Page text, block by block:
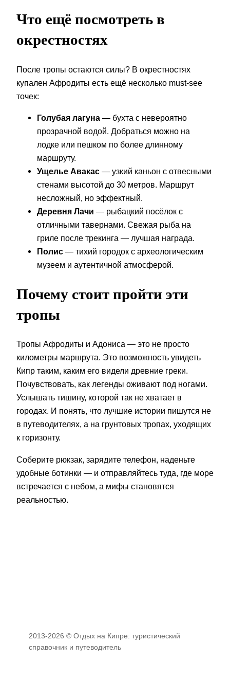
Что ещё посмотреть в
окрестностях
После тропы остаются силы? В окрестностях
купален Афродиты есть ещё несколько must-see
точек:
Голубая лагуна — бухта с невероятно
прозрачной водой. Добраться можно на
лодке или пешком по более длинному
маршруту.
Ущелье Авакас — узкий каньон с отвесными
стенами высотой до 30 метров. Маршрут
несложный, но эффектный.
Деревня Лачи — рыбацкий посёлок с
отличными тавернами. Свежая рыба на
гриле после трекинга — лучшая награда.
Полис — тихий городок с археологическим
музеем и аутентичной атмосферой.
Почему стоит пройти эти
тропы
Тропы Афродиты и Адониса — это не просто
километры маршрута. Это возможность увидеть
Кипр таким, каким его видели древние греки.
Почувствовать, как легенды оживают под ногами.
Услышать тишину, которой так не хватает в
городах. И понять, что лучшие истории пишутся не
в путеводителях, а на грунтовых тропах, уходящих
к горизонту.
Соберите рюкзак, зарядите телефон, наденьте
удобные ботинки — и отправляйтесь туда, где море
встречается с небом, а мифы становятся
реальностью.
2013-2026 © Отдых на Кипре: туристический
справочник и путеводитель